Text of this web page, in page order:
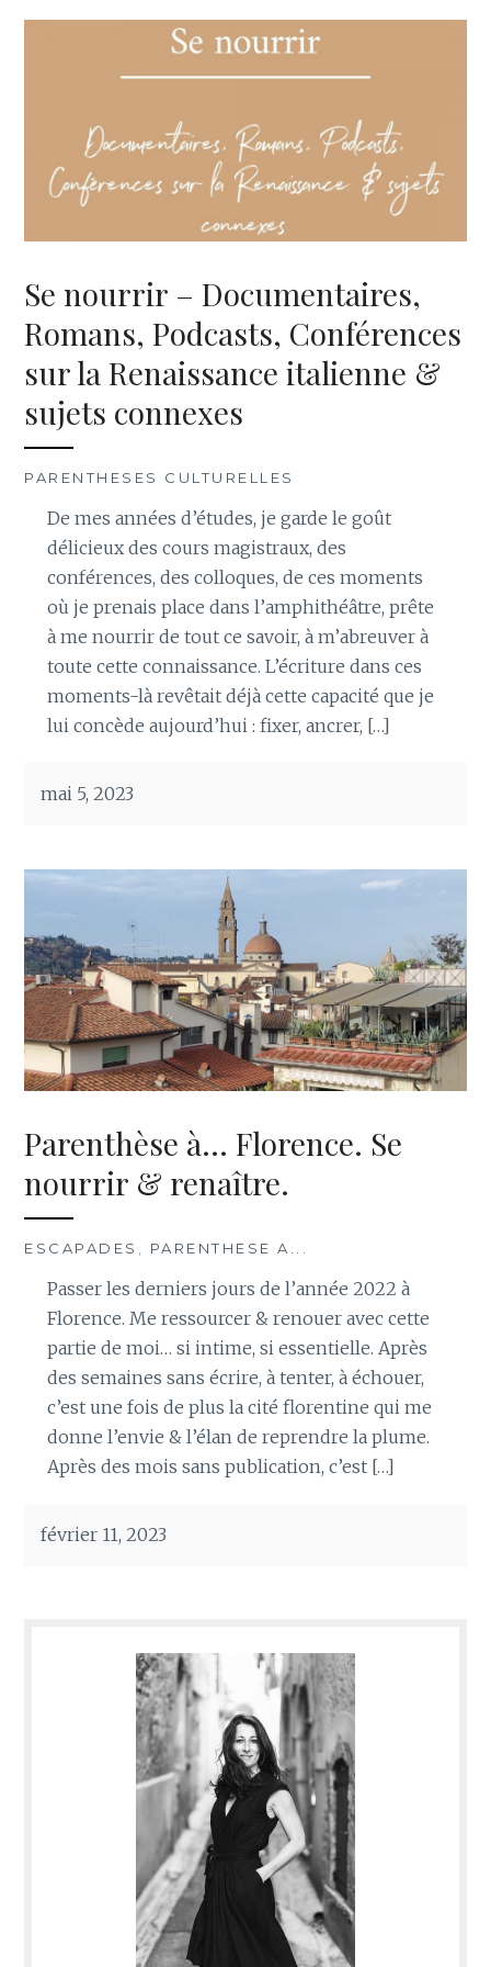
Se nourrir – Documentaires,
Romans, Podcasts, Conférences
sur la Renaissance italienne &
sujets connexes
PARENTHESES CULTURELLES
De mes années d’études, je garde le goût
délicieux des cours magistraux, des
conférences, des colloques, de ces moments
où je prenais place dans l’amphithéâtre, prête
à me nourrir de tout ce savoir, à m’abreuver à
toute cette connaissance. L’écriture dans ces
moments-là revêtait déjà cette capacité que je
lui concède aujourd’hui : fixer, ancrer, […]
mai 5, 2023
Parenthèse à… Florence. Se
nourrir & renaître.
ESCAPADES PARENTHESE A...
Passer les derniers jours de l’année 2022 à
Florence. Me ressourcer & renouer avec cette
partie de moi… si intime, si essentielle. Après
des semaines sans écrire, à tenter, à échouer,
c’est une fois de plus la cité florentine qui me
donne l’envie & l’élan de reprendre la plume.
Après des mois sans publication, c’est […]
février 11, 2023